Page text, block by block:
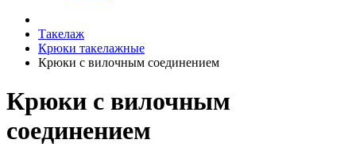
Такелаж
Крюки такелажные
Крюки с вилочным соединением
Крюки с вилочным
соединением